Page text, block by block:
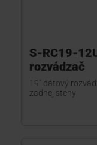
S-RC19-
rozvádzač
19" dátový
zadnej steny